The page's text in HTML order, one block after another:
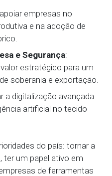
empresas no
e na adoção de
e Segurança:
estratégico para um
soberania e exportação.
a digitalização avançada
artificial no tecido
do país: tornar a
ter um papel ativo em
de ferramentas